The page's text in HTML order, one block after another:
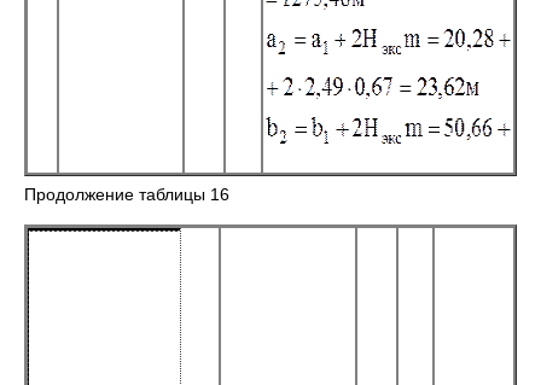
Продолжение таблицы 16